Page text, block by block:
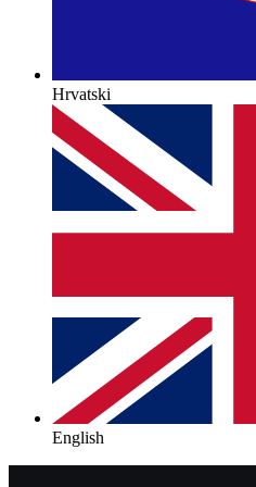
Hrvatski
English